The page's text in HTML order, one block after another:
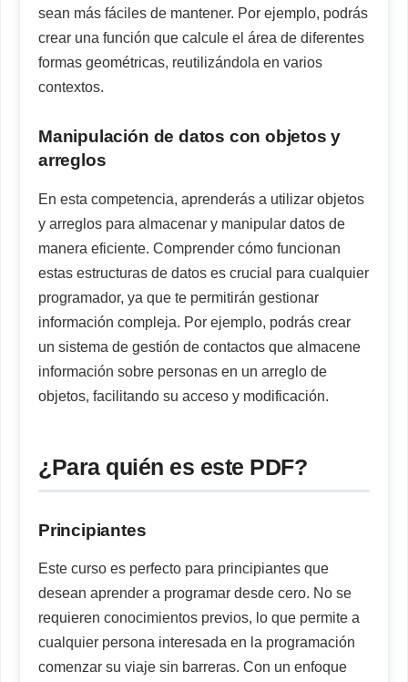
sean más fáciles de mantener. Por ejemplo, podrás
crear una función que calcule el área de diferentes
formas geométricas, reutilizándola en varios
contextos.
Manipulación de datos con objetos y
arreglos
En esta competencia, aprenderás a utilizar objetos
y arreglos para almacenar y manipular datos de
manera eficiente. Comprender cómo funcionan
estas estructuras de datos es crucial para cualquier
programador, ya que te permitirán gestionar
información compleja. Por ejemplo, podrás crear
un sistema de gestión de contactos que almacene
información sobre personas en un arreglo de
objetos, facilitando su acceso y modificación.
¿Para quién es este PDF?
Principiantes
Este curso es perfecto para principiantes que
desean aprender a programar desde cero. No se
requieren conocimientos previos, lo que permite a
cualquier persona interesada en la programación
comenzar su viaje sin barreras. Con un enfoque